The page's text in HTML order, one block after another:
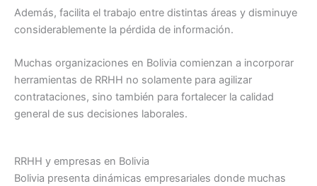
Además, facilita el trabajo entre distintas áreas y disminuye
considerablemente la pérdida de información.
Muchas organizaciones en Bolivia comienzan a incorporar
herramientas de RRHH no solamente para agilizar
contrataciones, sino también para fortalecer la calidad
general de sus decisiones laborales.
RRHH y empresas en Bolivia
Bolivia presenta dinámicas empresariales donde muchas